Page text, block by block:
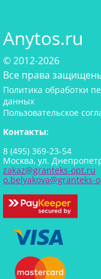
Anytos.ru
© 2012-2026
Все права
Политика обработки
данных
Пользовательское
Контакты:
8 (495) 369-23-54
Москва, ул.
zakaz@granteks-opt.ru
o.belyakova@granteks-